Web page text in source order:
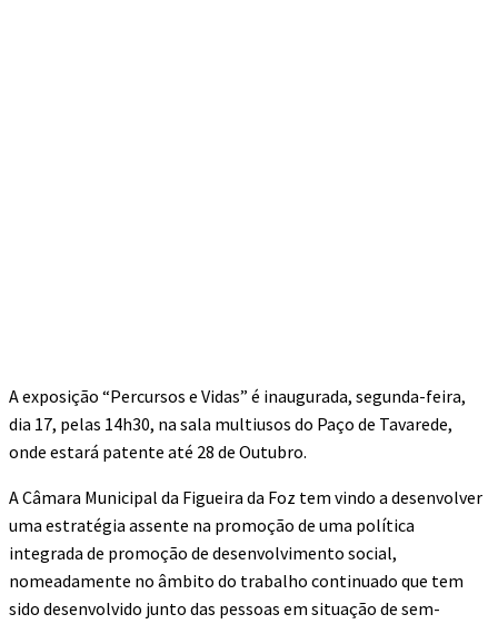
A exposição “Percursos e Vidas” é inaugurada, segunda-feira,
dia 17, pelas 14h30, na sala multiusos do Paço de Tavarede,
onde estará patente até 28 de Outubro.
A Câmara Municipal da Figueira da Foz tem vindo a desenvolver
uma estratégia assente na promoção de uma política
integrada de promoção de desenvolvimento social,
nomeadamente no âmbito do trabalho continuado que tem
sido desenvolvido junto das pessoas em situação de sem-